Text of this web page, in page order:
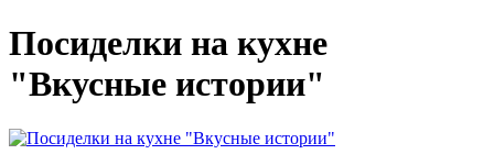
Посиделки на кухне
"Вкусные истории"